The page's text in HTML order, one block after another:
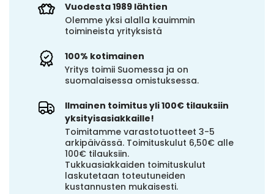
Vuodesta 1989 lähtien
Olemme yksi alalla kauimmin
toimineista yrityksistä
100% kotimainen
Yritys toimii Suomessa ja on
suomalaisessa omistuksessa.
Ilmainen toimitus yli 100€ tilauksiin
yksityisasiakkaille!
Toimitamme varastotuotteet 3-5
arkipäivässä. Toimituskulut 6,50€ alle
100€ tilauksiin.
Tukkuasiakkaiden toimituskulut
laskutetaan toteutuneiden
kustannusten mukaisesti.